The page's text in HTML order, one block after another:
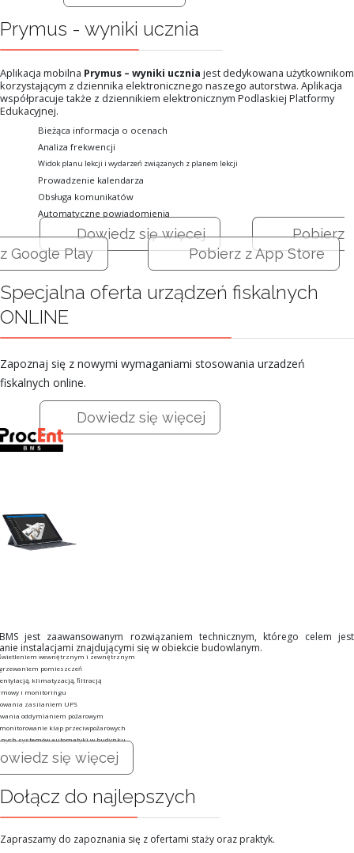
Prymus - wyniki ucznia
Aplikacja mobilna Prymus – wyniki ucznia jest dedykowana użytkownikom
korzystającym z dziennika elektronicznego naszego autorstwa. Aplikacja
współpracuje także z dziennikiem elektronicznym Podlaskiej Platformy
Edukacyjnej.
Bieżąca informacja o ocenach
Analiza frekwencji
Widok planu lekcji i wydarzeń związanych z planem lekcji
Prowadzenie kalendarza
Obsługa komunikatów
Automatyczne powiadomienia
Dowiedz się więcej
Pobierz
z Google Play
Pobierz z App Store
Specjalna oferta urządzeń fiskalnych
ONLINE
Zapoznaj się z nowymi wymaganiami stosowania urzadzeń
fiskalnych online.
Dowiedz się więcej
jest zaawansowanym rozwiązaniem technicznym, którego celem jest
instalacjami znajdującymi się w obiekcie budowlanym.
wewnętrznym i zewnętrznym
pomieszczeń
klimatyzacją, filtracją
i monitoringu
zasilaniem UPS
oddymianiem pożarowym
klap przeciwpożarowych
systemów automatyki w budynku
się więcej
Dołącz do najlepszych
Zapraszamy do zapoznania się z ofertami staży oraz praktyk.